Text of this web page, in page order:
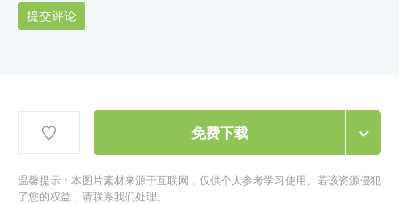
提交评论
免费下载
温馨提示：本图片素材来源于互联网，仅供个人参考学习使用。若该资源侵犯
了您的权益，请联系我们处理。